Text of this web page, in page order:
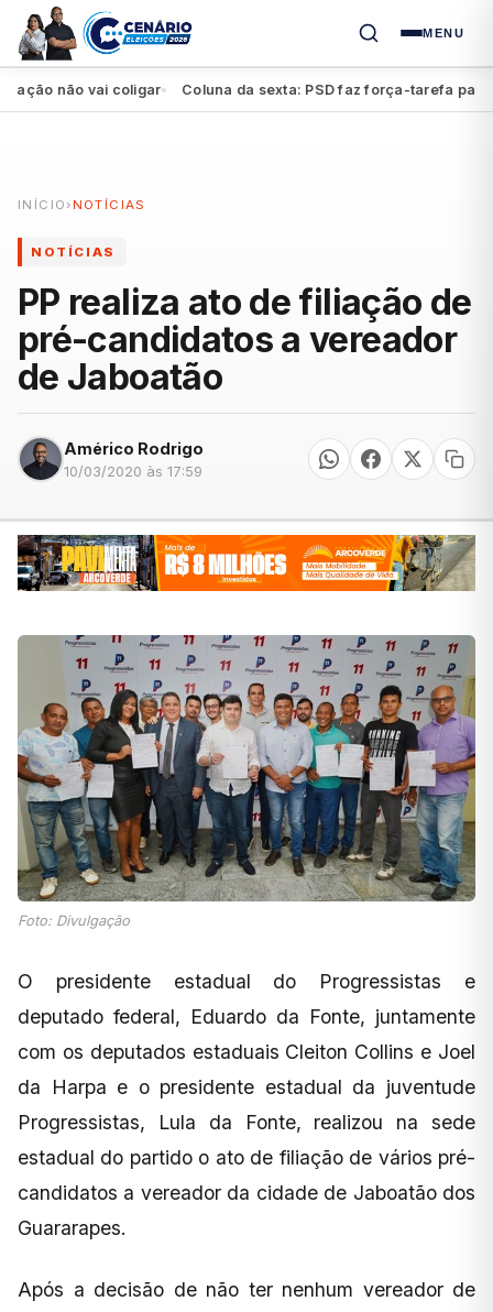
MENU
não vai coligar● Coluna da sexta: PSD faz força-tarefa para
INÍCIO › NOTÍCIAS
NOTÍCIAS
PP realiza ato de filiação de
pré-candidatos a vereador
de Jaboatão
Américo Rodrigo
10/03/2020 às 17:59
Foto: Divulgação
O presidente estadual do Progressistas e
deputado federal, Eduardo da Fonte, juntamente
com os deputados estaduais Cleiton Collins e Joel
da Harpa e o presidente estadual da juventude
Progressistas, Lula da Fonte, realizou na sede
estadual do partido o ato de filiação de vários pré-
candidatos a vereador da cidade de Jaboatão dos
Guararapes.
Após a decisão de não ter nenhum vereador de